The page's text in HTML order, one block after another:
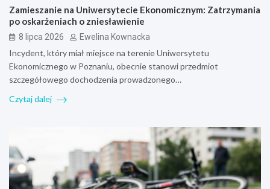
Zamieszanie na Uniwersytecie Ekonomicznym: Zatrzymania
po oskarżeniach o zniesławienie
8 lipca 2026 Ewelina Kownacka
Incydent, który miał miejsce na terenie Uniwersytetu
Ekonomicznego w Poznaniu, obecnie stanowi przedmiot
szczegółowego dochodzenia prowadzonego…
Czytaj dalej